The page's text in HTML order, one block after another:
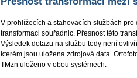
V prohlížecích a stahovacích službách
transformaci souřadnic. Přesnost této
Výsledek dotazu na službu tedy není
kterém jsou uložena zdrojová data.
TMzn uloženo v obou systémech.